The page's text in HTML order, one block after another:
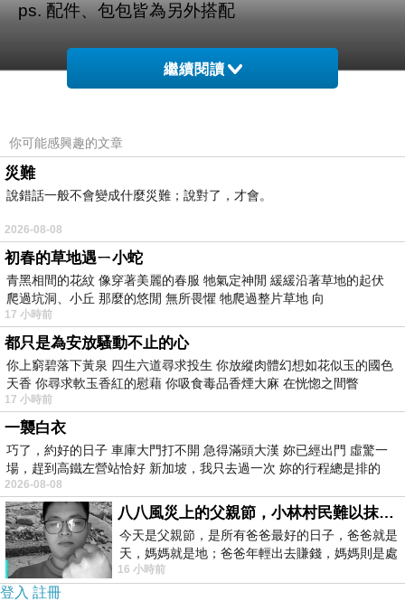
ps. 配件、包包皆為另外搭配
商品訊息描述:
東京著衣-MAYUKI 純色玻璃紗領雪紡襯衫-
S.M(共二色)
【 TOKYO
FASHION 】
繼續閱讀
你可能感興趣的文章
災難
說錯話一般不會變成什麼災難；說對了，才會。
2026-08-08
初春的草地遇ㄧ小蛇
青黑相間的花紋 像穿著美麗的春服 牠氣定神閒 緩緩沿著草地的起伏
爬過坑洞、小丘 那麼的悠閒 無所畏懼 牠爬過整片草地 向
17 小時前
都只是為安放騷動不止的心
你上窮碧落下黃泉 四生六道尋求投生 你放縱肉體幻想如花似玉的國色
天香 你尋求軟玉香紅的慰藉 你吸食毒品香煙大麻 在恍惚之間瞥
17 小時前
一襲白衣
巧了，約好的日子 車庫大門打不開 急得滿頭大漢 妳已經出門 虛驚一
場，趕到高鐵左營站恰好 新加坡，我只去過一次 妳的行程總是排的
2026-08-08
八八風災上的父親節，小林村民難以抹滅的痛
今天是父親節，是所有爸爸最好的日子，爸爸就是
天，媽媽就是地；爸爸年輕出去賺錢，媽媽則是處
理家務，職業不分高低貴賤，只有人品才
16 小時前
登入 註冊